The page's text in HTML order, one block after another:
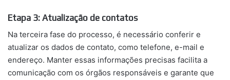
Etapa 3: Atualização de contatos
Na terceira fase do processo, é necessário conferir e
atualizar os dados de contato, como telefone, e-mail e
endereço. Manter essas informações precisas facilita a
comunicação com os órgãos responsáveis e garante que